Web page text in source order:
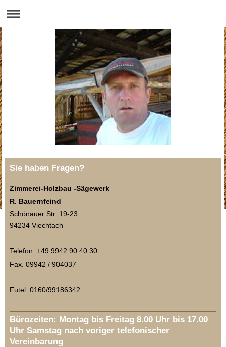
Sie haben Fragen?
Zimmerei-Holzbau -Sägewerk
R. Bauernfeind
Schönauer Str. 19-23
94234 Viechtach
Telefon: +49 9942 90 40 30
Fax. 09942 / 904037
Futel. 0160/99186342
Bürozeiten: Montag bis Freitag 8.00 Uhr bis 17.00
Uhr Samstag nach voriger telefonischer
Vereinbarung